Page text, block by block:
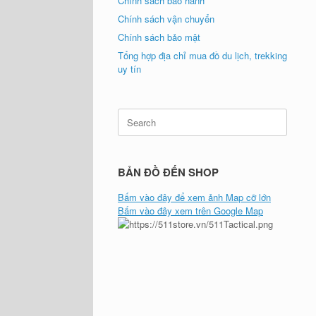
Chính sách vận chuyển
Chính sách bảo mật
Tổng hợp địa chỉ mua đồ du lịch, trekking
uy tín
Search
for:
BẢN ĐỒ ĐẾN SHOP
Bấm vào đây để xem ảnh Map cỡ lớn
Bấm vào đây xem trên Google Map